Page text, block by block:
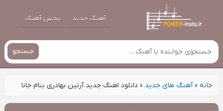
آهنگ جدید پخش آهنگ
جستجو
خانه»آهنگ های جدید » دانلود اهنگ جدید آرتین بهادری بنام جانا